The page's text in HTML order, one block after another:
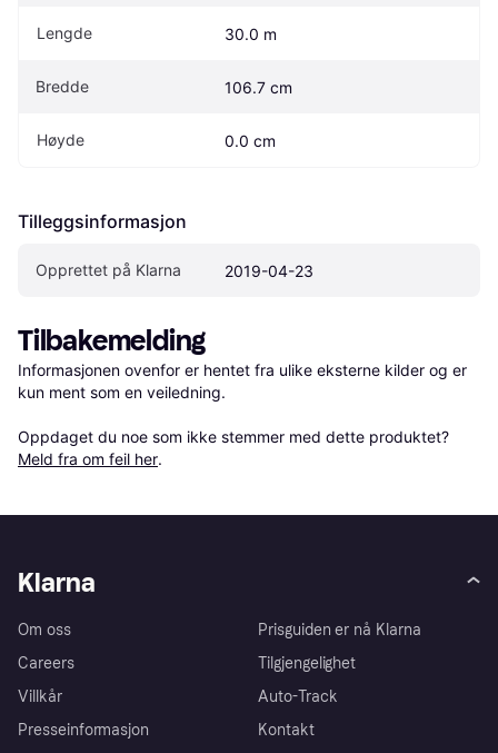
Lengde 30.0 m
Bredde 106.7 cm
Høyde 0.0 cm
Tilleggsinformasjon
Opprettet på Klarna 2019-04-23
Tilbakemelding
Informasjonen ovenfor er hentet fra ulike eksterne kilder og er
kun ment som en veiledning.
Oppdaget du noe som ikke stemmer med dette produktet?
Meld fra om feil her.
Klarna
Om oss
Careers
Villkår
Presseinformasjon
Prisguiden er nå Klarna
Tilgjengelighet
Auto-Track
Kontakt